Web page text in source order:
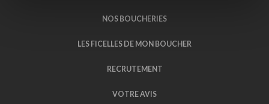
NOS BOUCHERIES
LES FICELLES DE MON BOUCHER
RECRUTEMENT
VOTRE AVIS